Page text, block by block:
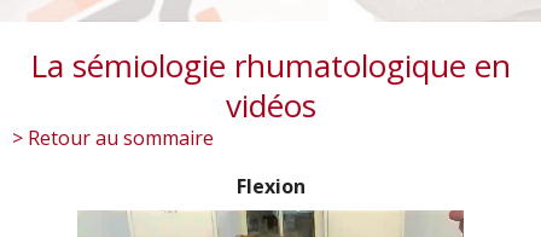
La sémiologie rhumatologique en
vidéos
> Retour au sommaire
Flexion